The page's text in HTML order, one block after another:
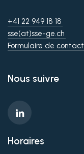
+41 22 949 18 18
sse(at)sse-ge.ch
Formulaire de contact
Nous suivre
Horaires